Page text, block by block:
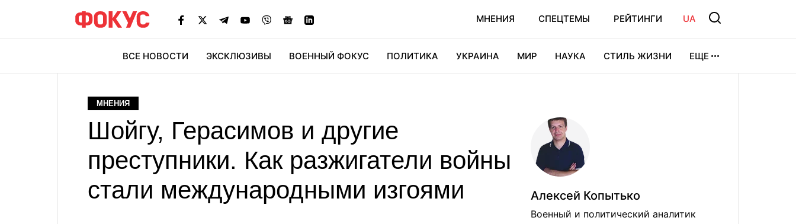
МНЕНИЯ СПЕЦТЕМЫ РЕЙТИНГИ UA
ВСЕ НОВОСТИ ЭКСКЛЮЗИВЫ ВОЕННЫЙ ФОКУС ПОЛИТИКА УКРАИНА МИР НАУКА СТИЛЬ ЖИЗНИ ЕЩЕ
МНЕНИЯ
Шойгу, Герасимов и другие
преступники. Как разжигатели войны
стали международными изгоями
Алексей Копытько
Военный и политический аналитик